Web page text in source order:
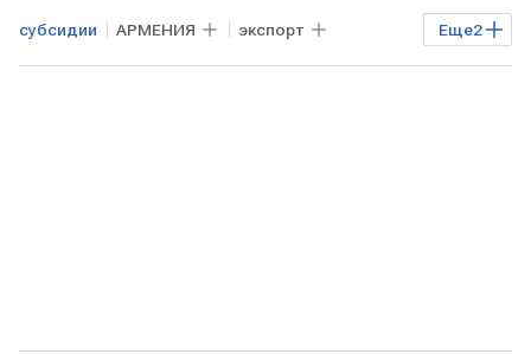
Еще2
субсидии АРМЕНИЯ экспорт
Сельское хозяйство